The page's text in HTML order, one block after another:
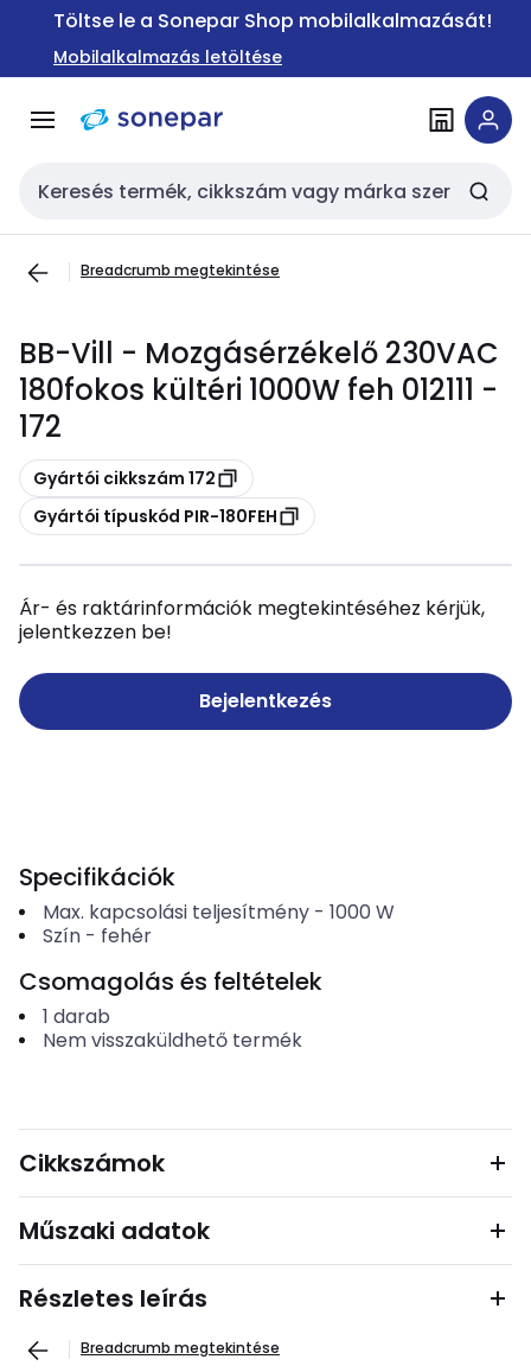
Ugrás a
Ugrás a
tartalomra
Töltse le a Sonepar Shop mobilalkalmazását!
Mobilalkalmazás letöltése
Keresési bemenet
Breadcrumb megtekintése
BB-Vill - Mozgásérzékelő 230VAC
180fokos kültéri 1000W feh 012111 -
172
Másolás
Gyártói cikkszám 172
Másolás
Gyártói típuskód PIR-180FEH
Ár- és raktárinformációk megtekintéséhez kérjük,
jelentkezzen be!
Bejelentkezés
Specifikációk
Max. kapcsolási teljesítmény- 1000 W
Szín- fehér
Csomagolás és feltételek
1 darab
Nem visszaküldhető termék
Cikkszámok
Műszaki adatok
Részletes leírás
Breadcrumb megtekintése